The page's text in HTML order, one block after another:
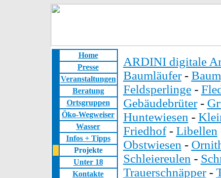
Home
Presse
Veranstaltungen
Beratung
Ortsgruppen
Öko-Wegweiser
Wasser
Infos + Tipps
Projekte
Unter 18
Kontakte
ARDINI digitale
Baumläufer-
Feldsperlinge-
Gebäudebrüter-
Huntewiesen -
Friedhof- Libellen
Obstwiesen -
Schleiereulen -
Trauerschnäpper-